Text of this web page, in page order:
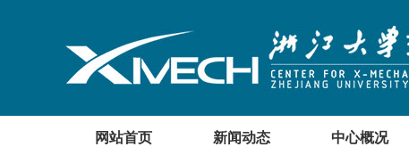
网站首页 新闻动态 中心概况